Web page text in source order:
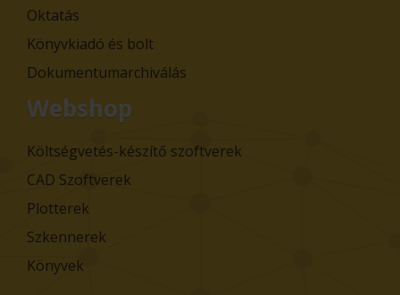
Oktatás
Könyvkiadó és bolt
Dokumentumarchiválás
Webshop
Költségvetés-készítő szoftverek
CAD Szoftverek
Plotterek
Szkennerek
Könyvek